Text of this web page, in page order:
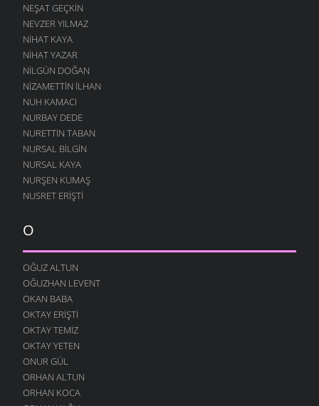
NEŞAT GEÇKIN
NEVZER YILMAZ
NIHAT KAYA
NIHAT YAZAR
NILGÜN DOĞAN
NIZAMETTIN İLHAN
NUH KAMACI
NURBAY DEDE
NURETTIN TABAN
NURSAL BILGIN
NURSAL KAYA
NURŞEN KUMAŞ
NUSRET ERIŞTI
O
OĞUZ ALTUN
OĞUZHAN LEVENT
OKAN BABA
OKTAY ERIŞTI
OKTAY TEMIZ
OKTAY YETEN
ONUR GÜL
ORHAN ALTUN
ORHAN KOCA